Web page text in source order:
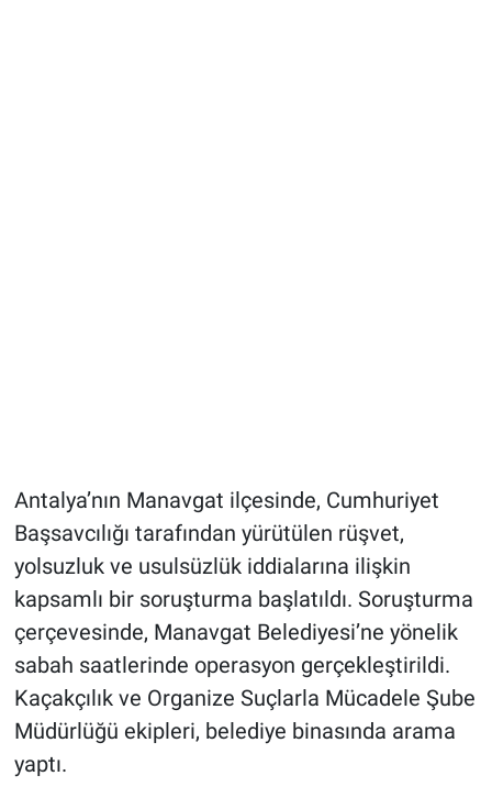
Antalya’nın Manavgat ilçesinde, Cumhuriyet
Başsavcılığı tarafından yürütülen rüşvet,
yolsuzluk ve usulsüzlük iddialarına ilişkin
kapsamlı bir soruşturma başlatıldı. Soruşturma
çerçevesinde, Manavgat Belediyesi’ne yönelik
sabah saatlerinde operasyon gerçekleştirildi.
Kaçakçılık ve Organize Suçlarla Mücadele Şube
Müdürlüğü ekipleri, belediye binasında arama
yaptı.